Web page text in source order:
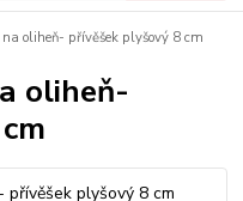
oliheň- přívěšek plyšový 8 cm
oliheň-